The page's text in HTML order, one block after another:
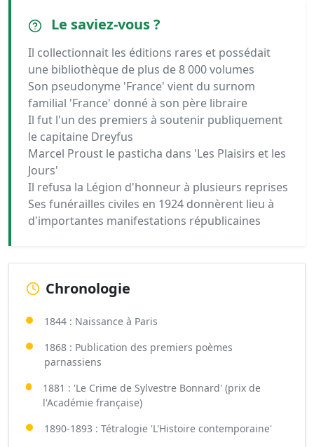
Le saviez-vous ?
Il collectionnait les éditions rares et possédait
une bibliothèque de plus de 8 000 volumes
Son pseudonyme 'France' vient du surnom
familial 'France' donné à son père libraire
Il fut l'un des premiers à soutenir publiquement
le capitaine Dreyfus
Marcel Proust le pasticha dans 'Les Plaisirs et les
Jours'
Il refusa la Légion d'honneur à plusieurs reprises
Ses funérailles civiles en 1924 donnèrent lieu à
d'importantes manifestations républicaines
Chronologie
1844 : Naissance à Paris
1868 : Publication des premiers poèmes
parnassiens
1881 : 'Le Crime de Sylvestre Bonnard' (prix de
l'Académie française)
1890-1893 : Tétralogie 'L'Histoire contemporaine'